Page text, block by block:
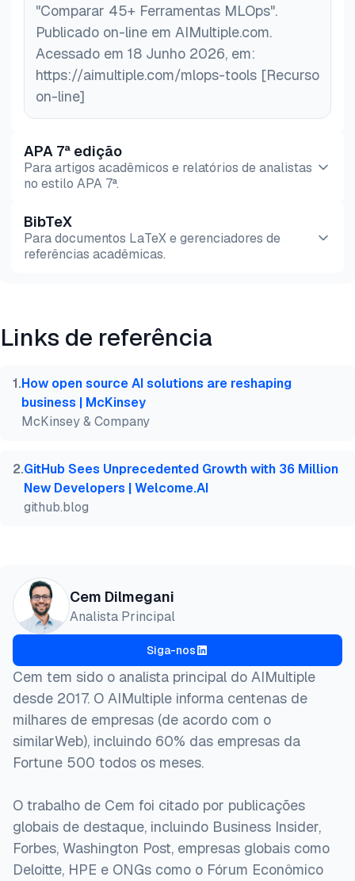
"Comparar 45+ Ferramentas MLOps".
Publicado on-line em AIMultiple.com.
Acessado em 18 Junho 2026, em:
https://aimultiple.com/mlops-tools [Recurso
on-line]
APA 7ª edição
Para artigos acadêmicos e relatórios de analistas
no estilo APA 7ª.
Pré-
visualização
HTML
BibTeX
Para documentos LaTeX e gerenciadores de
referências acadêmicas.
@misc{dilmegani2026,
  title  = {{Comparar 45+ Ferramentas MLOps}},
  month  = jun,
howpublished    = {\url{https://aimultiple.com/
Links de referência
1.How open source AI solutions are reshaping
business | McKinsey
McKinsey & Company
2.GitHub Sees Unprecedented Growth with 36 Million
New Developers | Welcome.AI
github.blog
Cem Dilmegani
Analista Principal
Siga-nos
Cem tem sido o analista principal do AIMultiple
desde 2017. O AIMultiple informa centenas de
milhares de empresas (de acordo com o
similarWeb), incluindo 60% das empresas da
Fortune 500 todos os meses.
O trabalho de Cem foi citado por publicações
globais de destaque, incluindo Business Insider,
Forbes, Washington Post, empresas globais como
Deloitte, HPE e ONGs como o Fórum Econômico